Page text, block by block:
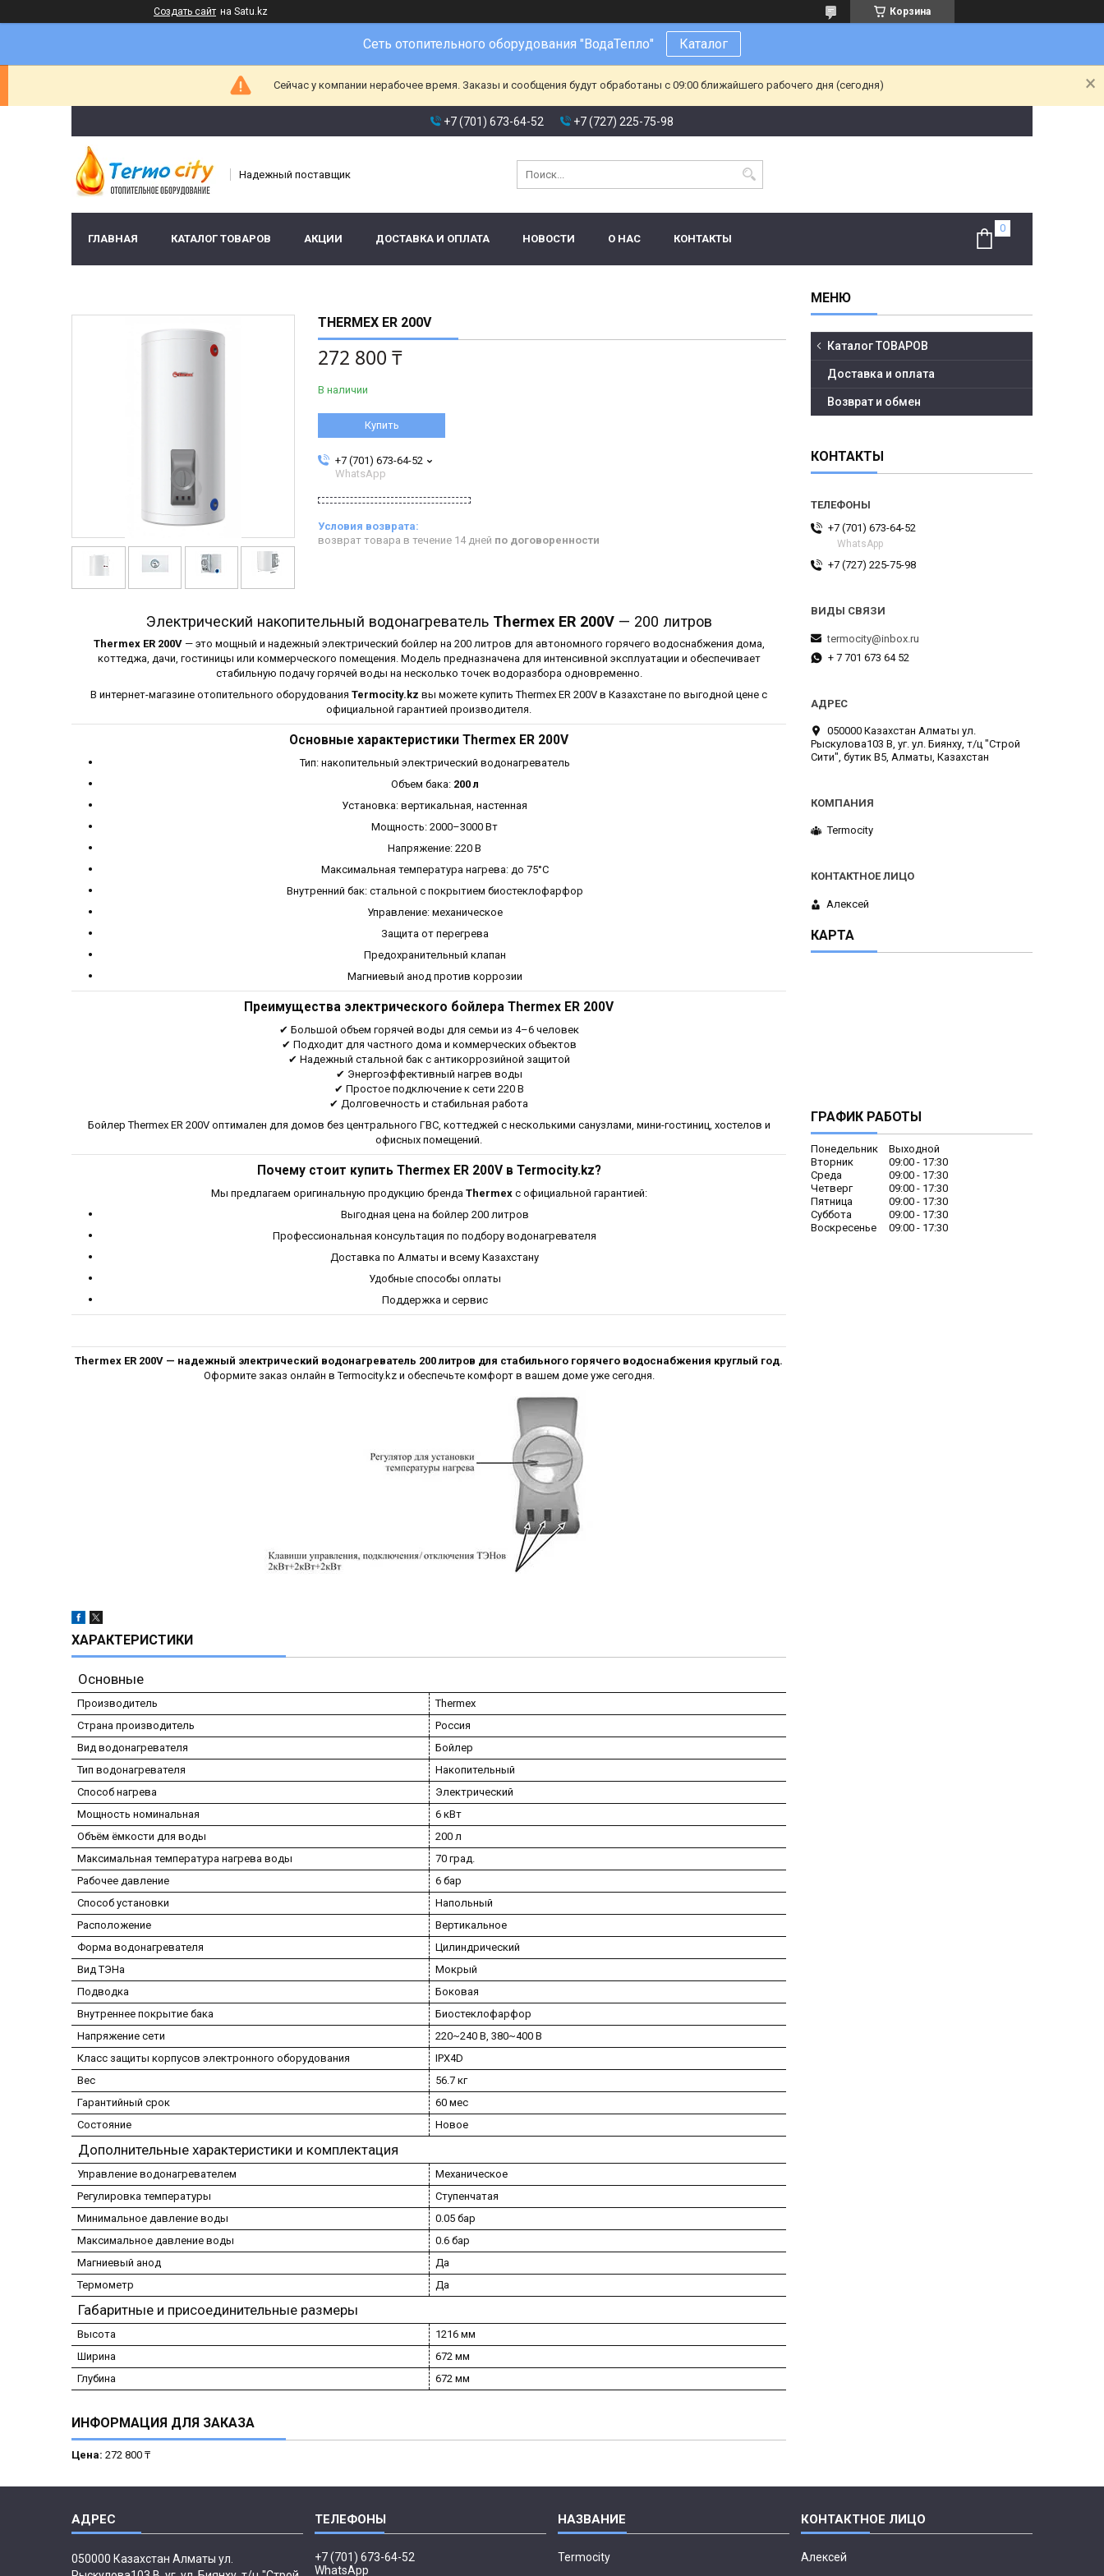
Создать сайт на Satu.kz Корзина
Сеть отопительного оборудования "ВодаТепло" Каталог
Сейчас у компании нерабочее время. Заказы и сообщения будут обработаны с 09:00 ближайшего рабочего дня (сегодня)
+7 (701) 673-64-52 +7 (727) 225-75-98
Надежный поставщик
ГЛАВНАЯ КАТАЛОГ ТОВАРОВ АКЦИИ ДОСТАВКА И ОПЛАТА НОВОСТИ О НАС КОНТАКТЫ
THERMEX ER 200V
272 800 ₸
В наличии
Купить
+7 (701) 673-64-52
WhatsApp
возврат товара в течение 14 дней по договоренности
Электрический накопительный водонагреватель Thermex ER 200V— 200 литров
Thermex ER 200V— это мощный и надежный электрический бойлер на 200 литров для автономного горячего водоснабжения дома,
коттеджа, дачи, гостиницы или коммерческого помещения. Модель предназначена для интенсивной эксплуатации и обеспечивает
стабильную подачу горячей воды на несколько точек водоразбора одновременно.
В интернет-магазине отопительного оборудования Termocity.kz вы можете купить Thermex ER 200V в Казахстане по выгодной цене с
официальной гарантией производителя.
Основные характеристики Thermex ER 200V
Тип: накопительный электрический водонагреватель
Объем бака: 200 л
Установка: вертикальная, настенная
Мощность: 2000–3000 Вт
Напряжение: 220 В
Максимальная температура нагрева: до 75°C
Внутренний бак: стальной с покрытием биостеклофарфор
Управление: механическое
Защита от перегрева
Предохранительный клапан
Магниевый анод против коррозии
Преимущества электрического бойлера Thermex ER 200V
✔ Большой объем горячей воды для семьи из 4–6 человек
✔ Подходит для частного дома и коммерческих объектов
✔ Надежный стальной бак с антикоррозийной защитой
✔ Энергоэффективный нагрев воды
✔ Простое подключение к сети 220 В
✔ Долговечность и стабильная работа
Бойлер Thermex ER 200V оптимален для домов без центрального ГВС, коттеджей с несколькими санузлами, мини-гостиниц, хостелов и
офисных помещений.
Почему стоит купить Thermex ER 200V в Termocity.kz?
Мы предлагаем оригинальную продукцию бренда Thermexс официальной гарантией:
Выгодная цена на бойлер 200 литров
Профессиональная консультация по подбору водонагревателя
Доставка по Алматы и всему Казахстану
Удобные способы оплаты
Поддержка и сервис
Thermex ER 200V — надежный электрический водонагреватель 200 литров для стабильного горячего водоснабжения круглый год.
Оформите заказ онлайн в Termocity.kz и обеспечьте комфорт в вашем доме уже сегодня.
ХАРАКТЕРИСТИКИ
Основные
Производитель
Thermex
Страна производитель
Россия
Вид водонагревателя
Бойлер
Тип водонагревателя
Накопительный
Способ нагрева
Электрический
Мощность номинальная
6 кВт
Объём ёмкости для воды
200 л
Максимальная температура нагрева воды
70 град.
Рабочее давление
6 бар
Способ установки
Напольный
Расположение
Вертикальное
Форма водонагревателя
Цилиндрический
Вид ТЭНа
Мокрый
Подводка
Боковая
Внутреннее покрытие бака
Биостеклофарфор
Напряжение сети
220~240 В, 380~400 В
Класс защиты корпусов электронного оборудования
IPX4D
Вес
56.7 кг
Гарантийный срок
60 мес
Состояние
Новое
Дополнительные характеристики и комплектация
Управление водонагревателем
Механическое
Регулировка температуры
Ступенчатая
Минимальное давление воды
0.05 бар
Максимальное давление воды
0.6 бар
Магниевый анод
Да
Термометр
Да
Габаритные и присоединительные размеры
Высота
1216 мм
Ширина
672 мм
Глубина
672 мм
ИНФОРМАЦИЯ ДЛЯ ЗАКАЗА
Цена: 272 800 ₸
Каталог ТОВАРОВ
Доставка и оплата
Возврат и обмен
КОНТАКТЫ
+7 (701) 673-64-52
WhatsApp
+7 (727) 225-75-98
termocity@inbox.ru
+ 7 701 673 64 52
050000 Казахстан Алматы ул.
Рыскулова103 В, уг. ул. Биянху, т/ц "Строй
Сити", бутик В5, Алматы, Казахстан
Termocity
Алексей
КАРТА
ГРАФИК РАБОТЫ
Понедельник
Выходной
Вторник
09:00
17:30
Среда
09:00
17:30
Четверг
09:00
17:30
Пятница
09:00
17:30
Суббота
09:00
17:30
Воскресенье
09:00 17:30
050000 Казахстан Алматы ул.
+7 (701) 673-64-52
WhatsApp
Termocity Алексей